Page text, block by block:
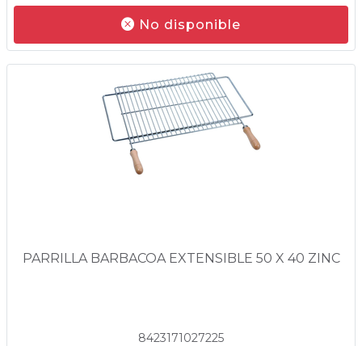
No disponible
PARRILLA BARBACOA EXTENSIBLE 50 X 40 ZINC
8423171027225